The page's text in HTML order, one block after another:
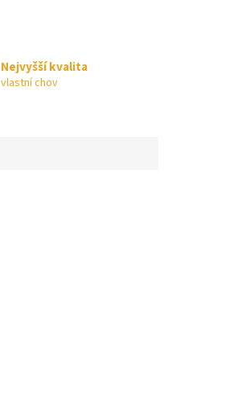
Nejvyšší kvalita
vlastní chov